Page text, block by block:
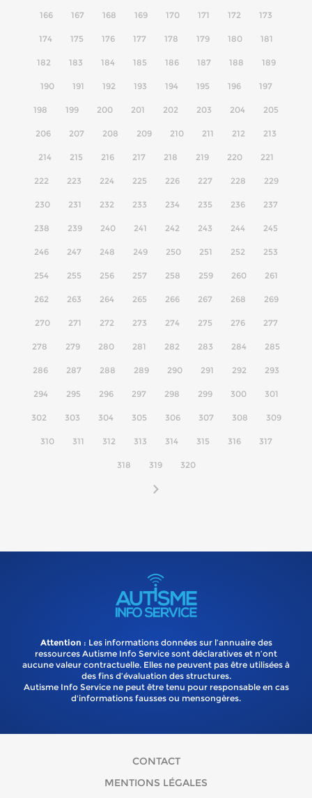
166 167 168 169 170 171 172 173
174 175 176 177 178 179 180 181
182 183 184 185 186 187 188 189
190 191 192 193 194 195 196 197
198 199 200 201 202 203 204 205
206 207 208 209 210 211 212 213
214 215 216 217 218 219 220 221
222 223 224 225 226 227 228 229
230 231 232 233 234 235 236 237
238 239 240 241 242 243 244 245
246 247 248 249 250 251 252 253
254 255 256 257 258 259 260 261
262 263 264 265 266 267 268 269
270 271 272 273 274 275 276 277
278 279 280 281 282 283 284 285
286 287 288 289 290 291 292 293
294 295 296 297 298 299 300 301
302 303 304 305 306 307 308 309
310 311 312 313 314 315 316 317
318 319 320
Attention : Les informations données sur l’annuaire des
ressources Autisme Info Service sont déclaratives et n’ont
aucune valeur contractuelle. Elles ne peuvent pas être utilisées à
des fins d’évaluation des structures.
Autisme Info Service ne peut être tenu pour responsable en cas
d'informations fausses ou mensongères.
CONTACT
MENTIONS LÉGALES